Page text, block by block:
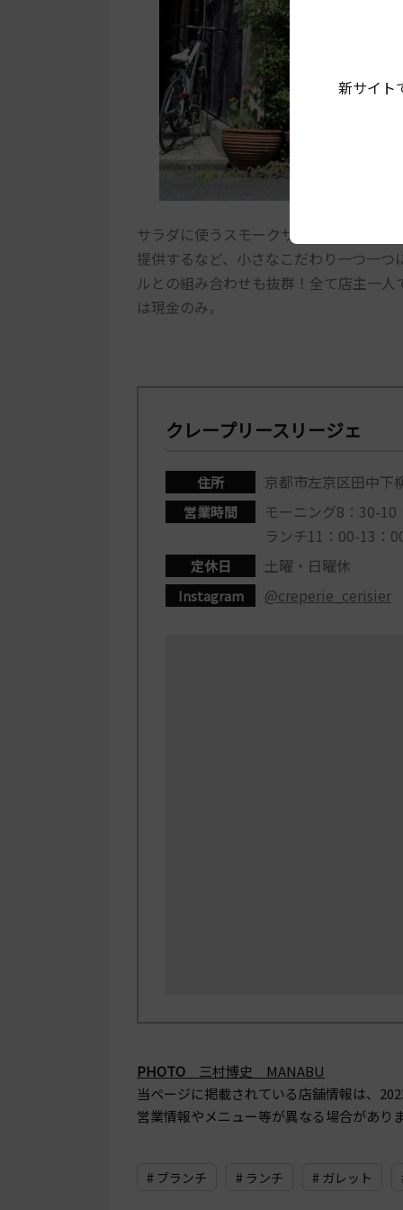
サラダに使うスモークサーモンをはじ
提供するなど、小さなこだわり一つ一
ルとの組み合わせも抜群！全て店主一
は現金のみ。
クレープリースリージェ
住所 京都市左京区田中下
営業時間
モーニング8：30-10
ランチ11：00-13：
定休日 土曜・日曜休
Instagram @creperie_cerisier
PHOTO 三村博史 MANABU
当ページに掲載されている店舗情報は、
営業情報やメニュー等が異なる場合があり
# ブランチ # ランチ # ガレット
新サイト